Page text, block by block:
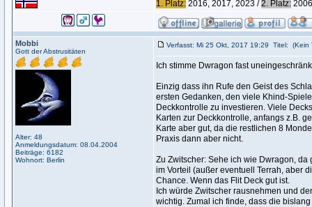
1. Platz: 2016, 2017, 2023 /2. Platz:
Mobbi
Gott der Abstrusitäten
Alter: 48
Anmeldungsdatum: 08.04.2004
Beiträge: 6182
Wohnort: Berlin
Verfasst: Mi 25 Okt, 2017 19:29 Titel: (Kein
Ich stimme Dwragon fast
Einzig dass ihn Rufe den Geist des
ersten Gedanken, den viele Khind-
Deckkontrolle zu investieren. Viele
Karten zur Deckkontrolle, anfangs z.B.
Karte aber gut, da die restlichen 8
Praxis dann aber nicht.
Zu Zwitscher: Sehe ich wie Dwragon,
im Vorteil (außer eventuell Terrah, aber
Chance. Wenn das Flit Deck gut ist.
Ich würde Zwitscher rausnehmen und
wichtig. Zumal ich finde, dass die